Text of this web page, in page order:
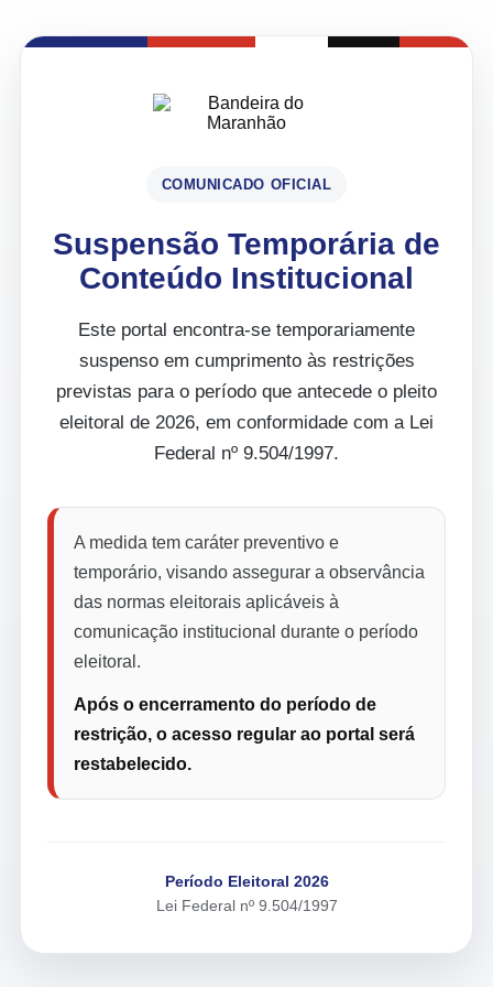
COMUNICADO OFICIAL
Suspensão Temporária de
Conteúdo Institucional
Este portal encontra-se temporariamente
suspenso em cumprimento às restrições
previstas para o período que antecede o pleito
eleitoral de 2026, em conformidade com a Lei
Federal nº 9.504/1997.
A medida tem caráter preventivo e
temporário, visando assegurar a observância
das normas eleitorais aplicáveis à
comunicação institucional durante o período
eleitoral.
Após o encerramento do período de
restrição, o acesso regular ao portal será
restabelecido.
Período Eleitoral 2026
Lei Federal nº 9.504/1997